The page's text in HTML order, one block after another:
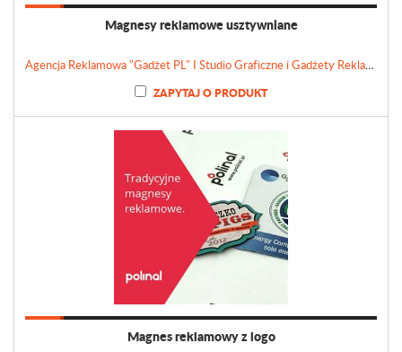
Magnesy reklamowe usztywniane
Agencja Reklamowa "Gadżet PL" I Studio Graficzne i Gadżety Reklamowe
ZAPYTAJ O PRODUKT
Magnes reklamowy z logo